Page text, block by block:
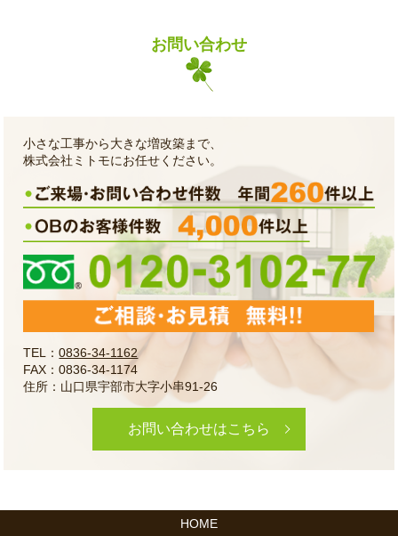
お問い合わせ
小さな工事から大きな増改築まで、
株式会社ミトモにお任せください。
TEL：0836-34-1162
FAX：0836-34-1174
住所：山口県宇部市大字小串91-26
お問い合わせはこちら
HOME